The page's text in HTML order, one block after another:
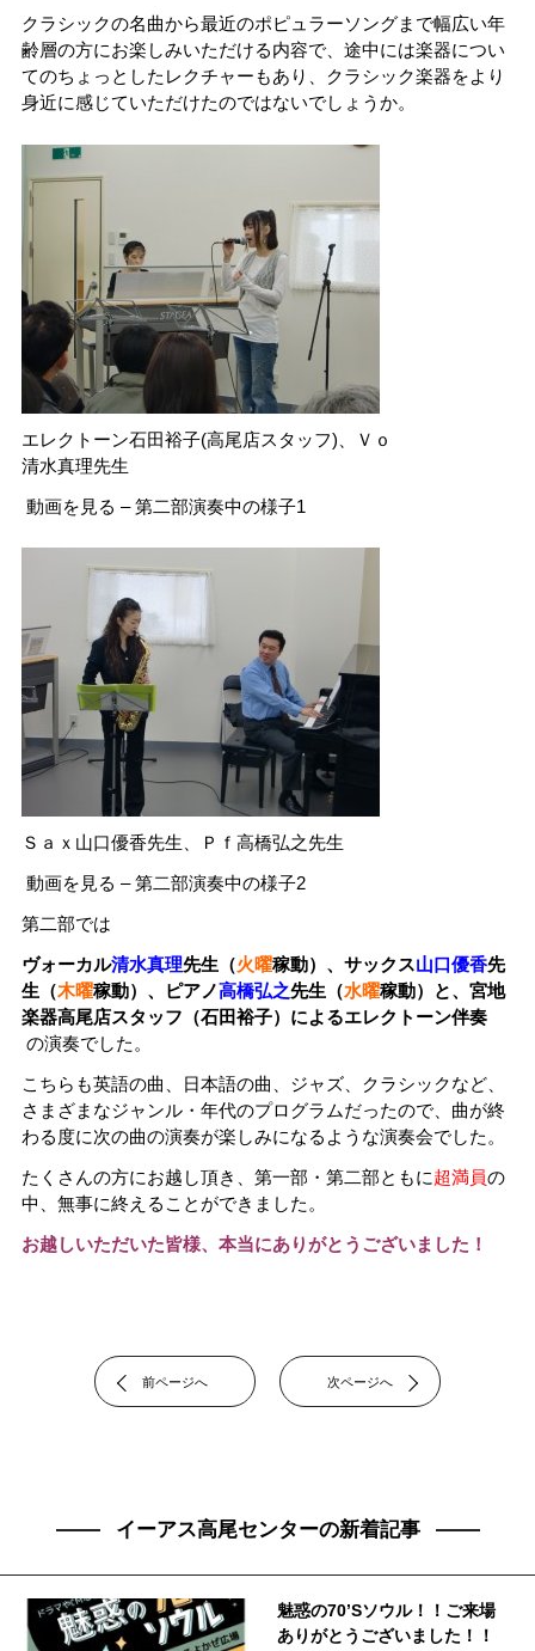
クラシックの名曲から最近のポピュラーソングまで幅広い年
齢層の方にお楽しみいただける内容で、途中には楽器につい
てのちょっとしたレクチャーもあり、クラシック楽器をより
身近に感じていただけたのではないでしょうか。
エレクトーン石田裕子(高尾店スタッフ)、Ｖｏ
清水真理先生
動画を見る – 第二部演奏中の様子1
Ｓａｘ山口優香先生、Ｐｆ高橋弘之先生
動画を見る – 第二部演奏中の様子2
第二部では
ヴォーカル清水真理先生（火曜稼動）、サックス山口優香先
生（木曜稼動）、ピアノ高橋弘之先生（水曜稼動） と、 宮地
楽器高尾店スタッフ（石田裕子）によるエレクトーン伴奏
の演奏でした。
こちらも英語の曲、日本語の曲、ジャズ、クラシックなど、
さまざまなジャンル・年代のプログラムだったので、曲が終
わる度に次の曲の演奏が楽しみになるような演奏会でした。
たくさんの方にお越し頂き、第一部・第二部ともに超満員の
中、無事に終えることができました。
お越しいただいた皆様、本当にありがとうございました！
前ページへ 次ページへ
イーアス高尾センターの新着記事
魅惑の70’Sソウル！！ご来場
ありがとうございました！！